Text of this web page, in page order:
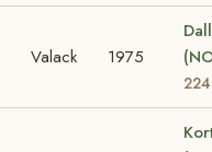
Valack 1975